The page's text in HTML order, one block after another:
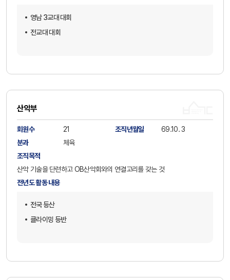
영남 3교대 대회
전교대 대회
산악부
회원수 21 조직년월일
69.10. 3
분과
체육
조직목적
산악 기술을 단련하고 OB산악회와의 연결고리를 갖는 것
전년도 활동 내용
전국 등산
클라이밍 등반